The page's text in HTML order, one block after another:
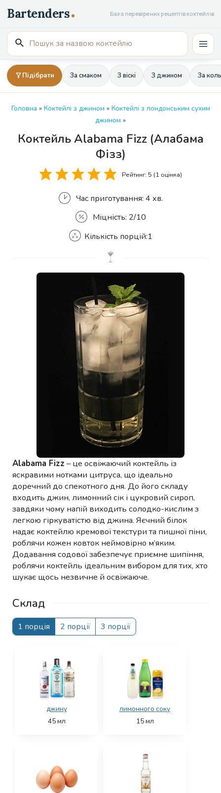
до
вмісту
База перевірених рецептів коктейлів
Пошук
для:
Підібрати За смаком З віскі З джином За
Головна » Коктейлі з джином » Коктейлі з лондонським сухим
джином »
Коктейль Alabama Fizz (Алабама
Фізз)
Рейтинг:5 (1 оцінка)
Час приготування: 4 хв.
Міцність: 2/10
Кількість
Кількість порцій:1
Alabama Fizz – це освіжаючий коктейль із
яскравими нотками цитруса, що ідеально
доречний до спекотного дня. До його складу
входить джин, лимонний сік і цукровий сироп,
завдяки чому напій виходить солодко-кислим з
легкою гіркуватістю від джина. Яєчний білок
надає коктейлю кремової текстури та пишної піни,
роблячи кожен ковток неймовірно м’яким.
Додавання содової забезпечує приємне шипіння,
роблячи коктейль ідеальним вибором для тих, хто
шукає щось незвичне й освіжаюче.
Склад
1 порція 2 порції 3 порції
джину
45мл
лимонного соку
15мл